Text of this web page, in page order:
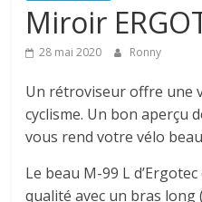
Miroir
28 mai 2020 Ronny
Un rétroviseur offre une
cyclisme. Un bon aperçu
vous rend votre vélo
Le beau M-99 L
qualité avec un bras long